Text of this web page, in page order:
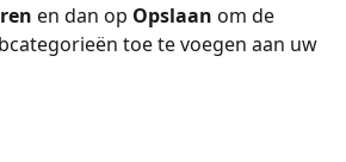
en dan op Opslaan om de
toe te voegen aan uw